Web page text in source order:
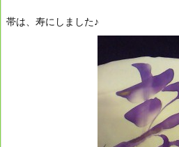
帯は、寿にしました♪